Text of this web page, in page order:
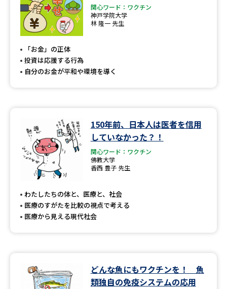
関心ワード：ワクチン
神戸学院大学
林 隆一 先生
「お金」の正体
投資は応援する行為
自分のお金が平和や環境を導く
150年前、日本人は医者を信用
していなかった？！
関心ワード：ワクチン
佛教大学
香西 豊子 先生
わたしたちの体と、医療と、社会
医療のすがたを比較の視点で考える
医療から見える現代社会
どんな魚にもワクチンを！ 魚
類独自の免疫システムの応用